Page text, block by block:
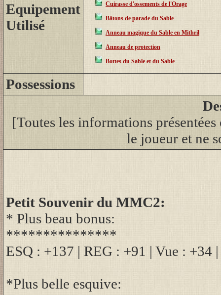
Equipement
Utilisé
Cuirasse d'ossements de l'Orage
Bâtons de parade du Sable
Anneau magique du Sable en Mithril
Anneau de protection
Bottes du Sable et du Sable
Possessions
[Toutes les informations
le joueur et ne
Petit Souvenir du MMC2:
* Plus beau bonus:
***************
ESQ : +137 | REG : +91 | Vue :
*Plus belle esquive: